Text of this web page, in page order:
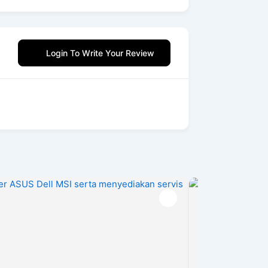
Login To Write Your Review